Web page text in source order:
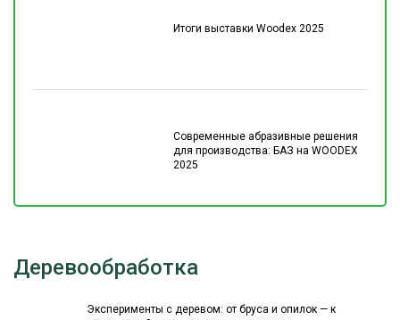
Итоги выставки Woodex 2025
Современные абразивные решения
для производства: БАЗ на WOODEX
2025
Деревообработка
Эксперименты с деревом: от бруса и опилок — к